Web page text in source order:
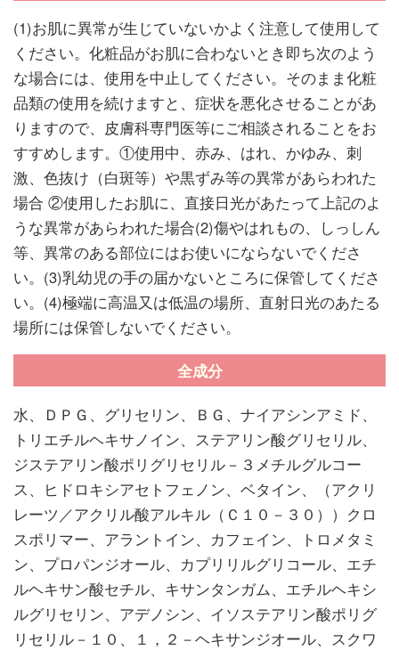
(1)お肌に異常が生じていないかよく注意して使用して
ください。化粧品がお肌に合わないとき即ち次のよう
な場合には、使用を中止してください。そのまま化粧
品類の使用を続けますと、症状を悪化させることがあ
りますので、皮膚科専門医等にご相談されることをお
すすめします。①使用中、赤み、はれ、かゆみ、刺
激、色抜け（白斑等）や黒ずみ等の異常があらわれた
場合 ②使用したお肌に、直接日光があたって上記のよ
うな異常があらわれた場合(2)傷やはれもの、しっしん
等、異常のある部位にはお使いにならないでくださ
い。(3)乳幼児の手の届かないところに保管してくださ
い。(4)極端に高温又は低温の場所、直射日光のあたる
場所には保管しないでください。
全成分
水、ＤＰＧ、グリセリン、ＢＧ、ナイアシンアミド、
トリエチルヘキサノイン、ステアリン酸グリセリル、
ジステアリン酸ポリグリセリル－３メチルグルコー
ス、ヒドロキシアセトフェノン、ベタイン、（アクリ
レーツ／アクリル酸アルキル（Ｃ１０－３０））クロ
スポリマー、アラントイン、カフェイン、トロメタミ
ン、プロパンジオール、カプリリルグリコール、エチ
ルヘキサン酸セチル、キサンタンガム、エチルヘキシ
ルグリセリン、アデノシン、イソステアリン酸ポリグ
リセリル－１０、１，２－ヘキサンジオール、スクワ